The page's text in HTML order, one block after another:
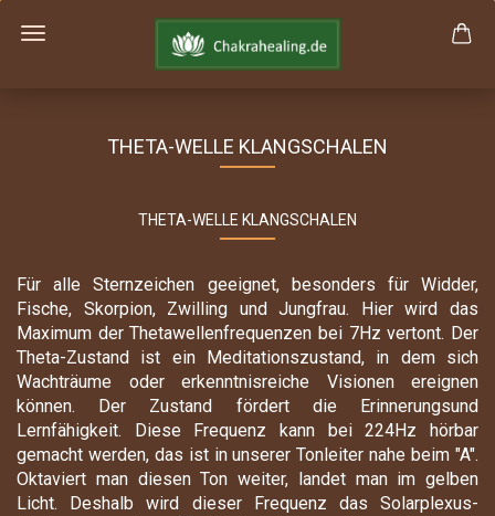
THETA-WELLE KLANGSCHALEN
THETA-WELLE KLANGSCHALEN
Für alle Sternzeichen geeignet, besonders für Widder,
Fische, Skorpion, Zwilling und Jungfrau. Hier wird das
Maximum der Thetawellenfrequenzen bei 7Hz vertont. Der
Theta-Zustand ist ein Meditationszustand, in dem sich
Wachträume oder erkenntnisreiche Visionen ereignen
können. Der Zustand fördert die Erinnerungsund
Lernfähigkeit. Diese Frequenz kann bei 224Hz hörbar
gemacht werden, das ist in unserer Tonleiter nahe beim "A".
Oktaviert man diesen Ton weiter, landet man im gelben
Licht. Deshalb wird dieser Frequenz das Solarplexus-